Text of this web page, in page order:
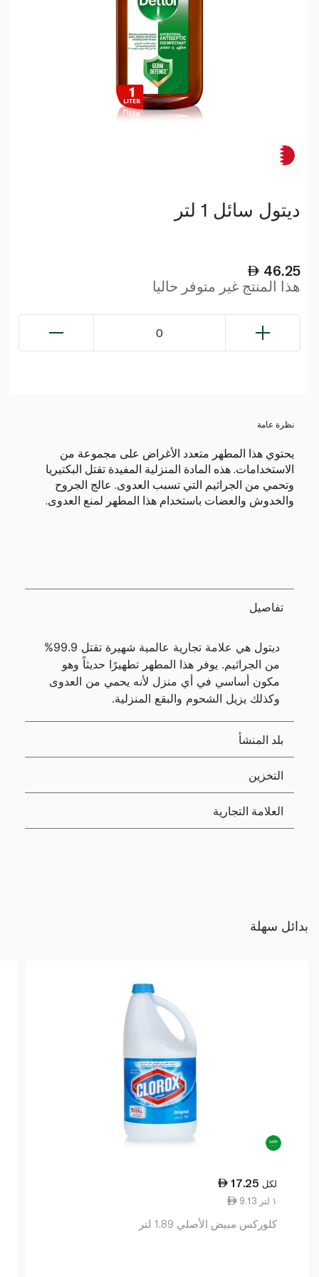
ديتول سائل 1 لتر
46.25
هذا المنتج غير متوفر حاليا
0
نظرة عامة
يحتوي هذا المطهر متعدد الأغراض على مجموعة من
الاستخدامات. هذه المادة المنزلية المفيدة تقتل البكتيريا
وتحمي من الجراثيم التي تسبب العدوى. عالج الجروح
والخدوش والعضات باستخدام هذا المطهر لمنع العدوى.
تفاصيل
ديتول هي علامة تجارية عالمية شهيرة تقتل 99.9%
من الجراثيم. يوفر هذا المطهر تطهيرًا حديثاً وهو
مكون أساسي في أي منزل لأنه يحمي من العدوى
وكذلك يزيل الشحوم والبقع المنزلية.
بلد المنشأ
التخزين
العلامة التجارية
بدائل سهلة
17.25 لكل
9.13 ١ لتر
كلوركس مبيض الأصلي 1.89 لتر